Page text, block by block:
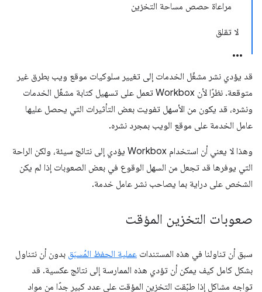
مراعاة حصص مساحة التخزين
لا تقلق
قد يؤدي نشر مشغّل الخدمات إلى تغيير سلوكيات موقع ويب بطرق غير
متوقعة. نظرًا لأن Workbox تعمل على تسهيل كتابة مشغّل الخدمات
ونشره، قد يكون من الأسهل تفويت بعض التأثيرات التي يحصل عليها
عامل الخدمة على موقع الويب بمجرد نشره.
وهذا لا يعني أن استخدام Workbox يؤدي إلى نتائج سيئة، ولكن الراحة
التي يوفرها قد تجعل من السهل الوقوع في بعض الصعوبات إذا لم يكن
الشخص على دراية بما يصاحب نشر عامل خدمة.
صعوبات التخزين المؤقت
سبق أن تناولنا في هذه المستندات عملية الحفظ المُسبَق بدون أن نتناول
بشكل كامل كيف يمكن أن تؤدي هذه الممارسة إلى نتائج عكسية. قد
تواجه مشاكل إذا طبّقت التخزين المؤقت على عدد كبير جدًا من مواد